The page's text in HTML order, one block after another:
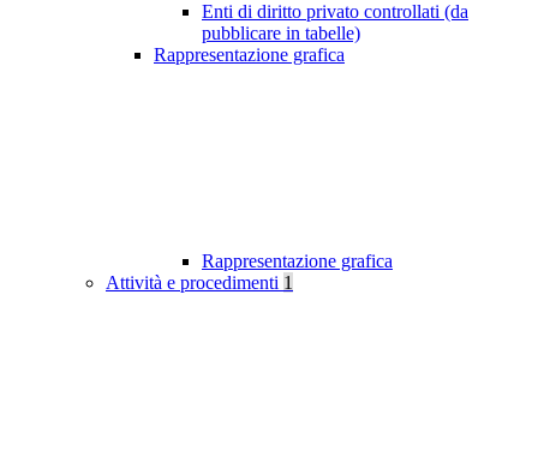
Enti di diritto privato controllati (da
pubblicare in tabelle)
Rappresentazione grafica
Rappresentazione grafica
Attività e procedimenti 1